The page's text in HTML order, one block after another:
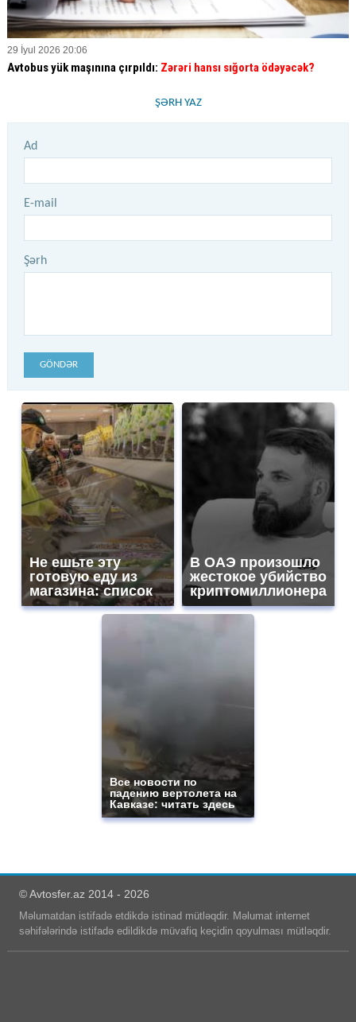
29 İyul 2026 20:06
Avtobus yük maşınına çırpıldı: Zərəri hansı sığorta ödəyəcək?
ŞƏRH YAZ
Ad
E-mail
Şərh
GÖNDƏR
Не ешьте эту
готовую еду из
магазина: список
В ОАЭ произошло
жестокое убийство
криптомиллионера
Все новости по
падению вертолета на
Кавказе: читать здесь
© Avtosfer.az 2014 - 2026
Məlumatdan istifadə etdikdə istinad mütləqdir. Məlumat internet
səhifələrində istifadə edildikdə müvafiq keçidin qoyulması mütləqdir.